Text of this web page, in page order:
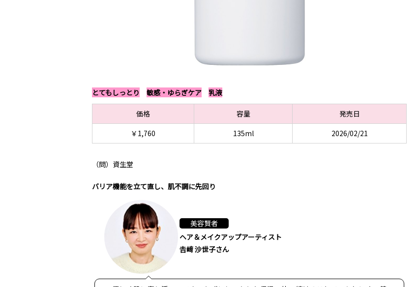
とてもしっとり 敏感・ゆらぎケア 乳液
価格 容量
発売日
￥1,760
135ml 2026/02/21
（問）資生堂
バリア機能を立て直し、肌不調に先回り
美容賢者
ヘア＆メイクアップアーティスト
𠮷﨑 沙世子さん